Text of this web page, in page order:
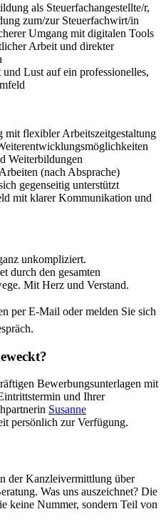
als Steuerfachangestellte/r,
zum/zur Steuerfachwirt/in
Umgang mit digitalen Tools
Arbeit und direkter
Lust auf ein professionelles,
mit flexibler Arbeitszeitgestaltung
Weiterbildungen
(nach Absprache)
gegenseitig unterstützt
mit klarer Kommunikation und
unkompliziert.
durch den gesamten
Mit Herz und Verstand.
per E-Mail oder melden Sie sich
Bewerbungsunterlagen mit
und Ihrer
Susanne
persönlich zur Verfügung.
der Kanzleivermittlung über
Was uns auszeichnet? Die
keine Nummer, sondern Teil von